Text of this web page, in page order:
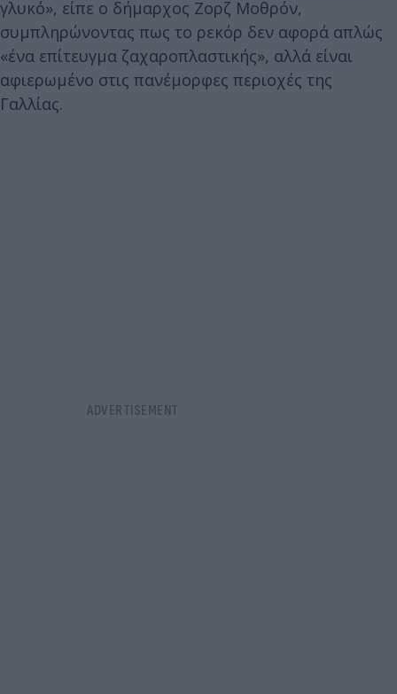
γλυκό», είπε ο δήμαρχος Ζορζ Μοθρόν,
συμπληρώνοντας πως το ρεκόρ δεν αφορά απλώς
«ένα επίτευγμα ζαχαροπλαστικής», αλλά είναι
αφιερωμένο στις πανέμορφες περιοχές της
Γαλλίας.